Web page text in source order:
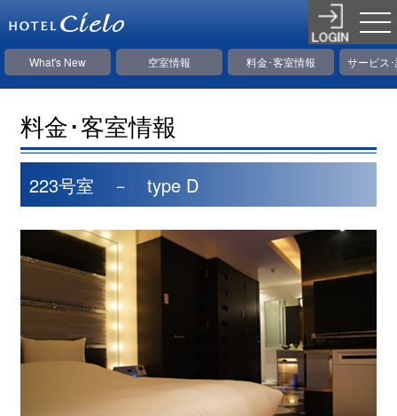
What's New 空室情報 料金･客室情報 サービス
料金･客室情報
223号室 － type D